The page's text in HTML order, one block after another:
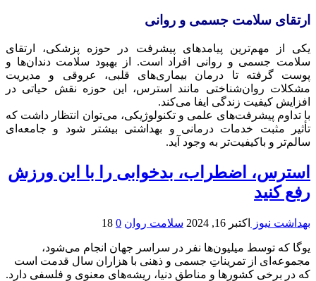
ارتقای سلامت جسمی و روانی
یکی از مهم‌ترین پیامدهای پیشرفت در حوزه پزشکی، ارتقای
سلامت جسمی و روانی افراد است. از بهبود سلامت دندان‌ها و
پوست گرفته تا درمان بیماری‌های قلبی، عروقی و مدیریت
مشکلات روان‌شناختی مانند استرس، این حوزه نقش حیاتی در
افزایش کیفیت زندگی ایفا می‌کند.
با تداوم پیشرفت‌های علمی و تکنولوژیکی، می‌توان انتظار داشت که
تأثیر مثبت خدمات درمانی و بهداشتی بیشتر شود و جامعه‌ای
سالم‌تر و باکیفیت‌تر به وجود آید.
استرس، اضطراب، بدخوابی را با این ورزش
رفع کنید
بهداشت نیوز اکتبر 16, 2024 سلامت روان 0
18
یوگا که توسط میلیون‌ها نفر در سراسر جهان انجام می‌شود،
مجموعه‌ای از تمریناتِ جسمی و ذهنی با هزاران سال قدمت است
که در برخی کشورها و مناطق دنیا، ریشه‌های معنوی و فلسفی دارد.